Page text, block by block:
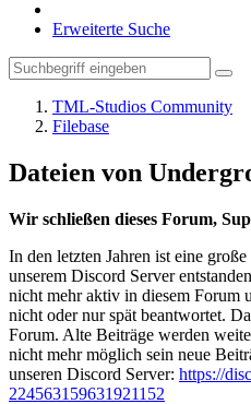
Erweiterte Suche
TML-Studios Community
Filebase
Dateien von
Wir schließen dieses Forum,
In den letzten Jahren ist eine
unserem Discord Server
nicht mehr aktiv in diesem Forum
nicht oder nur spät beantwortet.
Forum. Alte Beiträge werden
nicht mehr möglich sein neue
unseren Discord Server: https://
224563159631921152